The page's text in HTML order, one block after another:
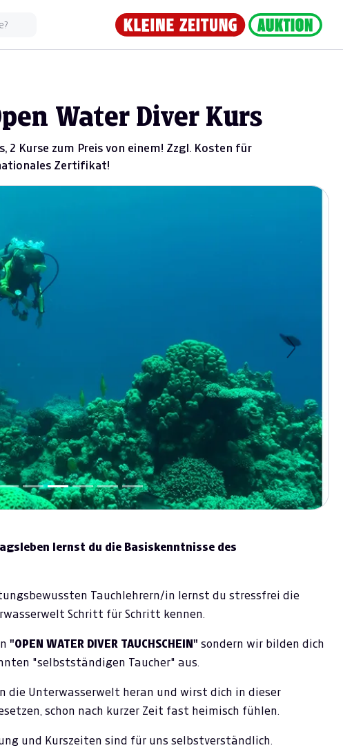
Water Diver Kurs
2 Kurse zum Preis von einem! Zzgl. Kosten für
Zertifikat!
Next
lernst du die Basiskenntnisse des
Tauchlehrern/in lernst du stressfrei die
Schritt für Schritt kennen.
"OPEN WATER DIVER TAUCHSCHEIN" sondern wir bilden dich
"selbstständigen Taucher" aus.
die Unterwasserwelt heran und wirst dich in dieser
schon nach kurzer Zeit fast heimisch fühlen.
und Kurszeiten sind für uns selbstverständlich.